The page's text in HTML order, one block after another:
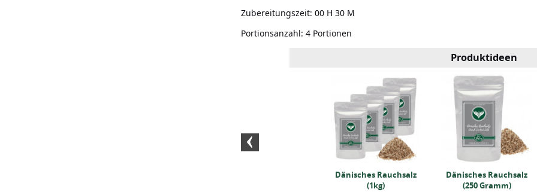
Zubereitungszeit: 00 H 30 M
Portionsanzahl: 4 Portionen
Produktideen
Dänisches Rauchsalz
(1kg)
Dänisches Rauchsalz
(250 Gramm)